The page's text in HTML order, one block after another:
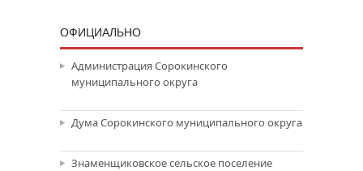
ОФИЦИАЛЬНО
Администрация Сорокинского
муниципального округа
Дума Сорокинского муниципального округа
Знаменщиковское сельское поселение